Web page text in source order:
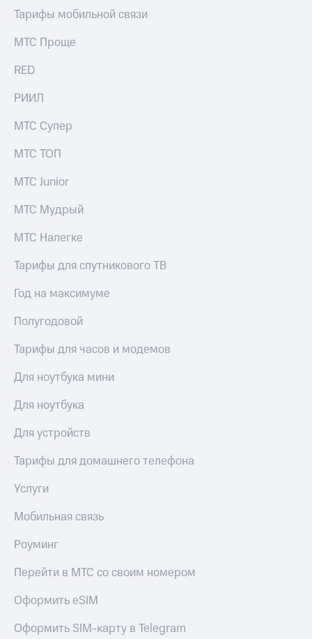
Тарифы мобильной связи
МТС Проще
RED
РИИЛ
МТС Супер
МТС ТОП
МТС Junior
МТС Мудрый
МТС Налегке
Тарифы для спутникового ТВ
Год на максимуме
Полугодовой
Тарифы для часов и модемов
Для ноутбука мини
Для ноутбука
Для устройств
Тарифы для домашнего телефона
Услуги
Мобильная связь
Роуминг
Перейти в МТС со своим номером
Оформить eSIM
Оформить SIM-карту в Telegram